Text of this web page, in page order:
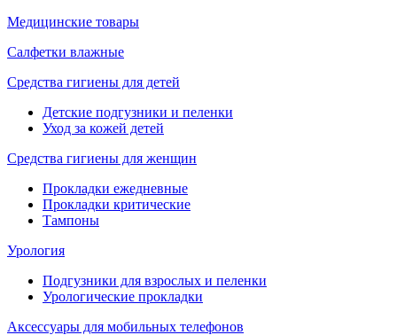
Медицинские товары
Салфетки влажные
Средства гигиены для детей
Детские подгузники и пеленки
Уход за кожей детей
Средства гигиены для женщин
Прокладки ежедневные
Прокладки критические
Тампоны
Урология
Подгузники для взрослых и пеленки
Урологические прокладки
Аксессуары для мобильных телефонов